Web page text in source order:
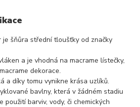
je šňůra střední tloušťky od značky
a je vhodná na macrame lístečky,
dekorace.
a díky tomu vynikne krása uzlíků.
bavlny, která v žádném stadiu
použití barviv, vody, či chemických